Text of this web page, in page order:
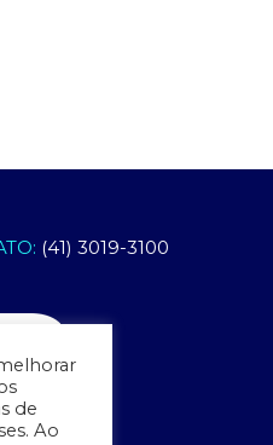
(41) 3019-3100
de
Ao